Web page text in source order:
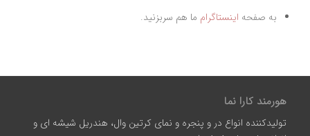
به صفحه اینستاگرام ما هم سربزنید.
هورمند کارا نما
تولیدکننده انواع در و پنجره و نمای کرتین وال، هندریل شیشه ای و